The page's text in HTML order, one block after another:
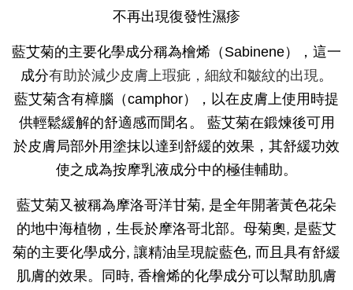
不再出現復發性濕疹
藍艾菊的主要化學成分稱為檜烯（Sabinene），這一
成分有助於減少皮膚上瑕疵，細紋和皺紋的出現。
藍艾菊含有樟腦（camphor），以在皮膚上使用時提
供輕鬆緩解的舒適感而聞名。 藍艾菊在鍛煉後可用
於皮膚局部外用塗抹以達到舒緩的效果，其舒緩功效
使之成為按摩乳液成分中的極佳輔助。
藍艾菊又被稱為摩洛哥洋甘菊, 是全年開著黃色花朵
的地中海植物，生長於摩洛哥北部。母菊奧, 是藍艾
菊的主要化學成分, 讓精油呈現靛藍色, 而且具有舒緩
肌膚的效果。同時, 香檜烯的化學成分可以幫助肌膚